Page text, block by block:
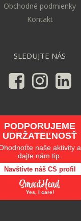
Obchodné podmienky
Kontakt
SLEDUJTE NÁS
PODPORUJEME
UDRŽATEĽNOSŤ
naše aktivity a
dajte nám tip.
Navštívte náš CS profil
Yes, I care!